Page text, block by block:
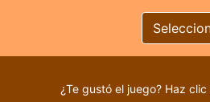
¿Te gustó el juego? Haz